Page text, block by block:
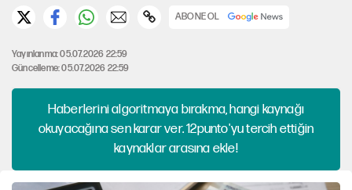
ABONE OL
Yayınlanma: 05.07.2026 22:59
Güncelleme: 05.07.2026 22:59
Haberlerini algoritmaya bırakma, hangi kaynağı
okuyacağına sen karar ver. 12punto'yu tercih ettiğin
kaynaklar arasına ekle!